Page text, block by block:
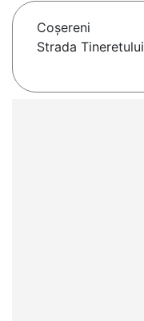
Coşereni
Strada Tineretului